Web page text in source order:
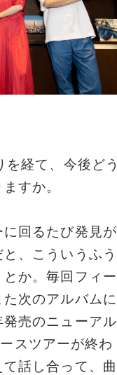
経て、今後ど
すか。
に回るたび発見が
、こういうふう
か。毎回フィー
た次のアルバムに
売のニューアル
スツアーが終わ
話し合って、曲